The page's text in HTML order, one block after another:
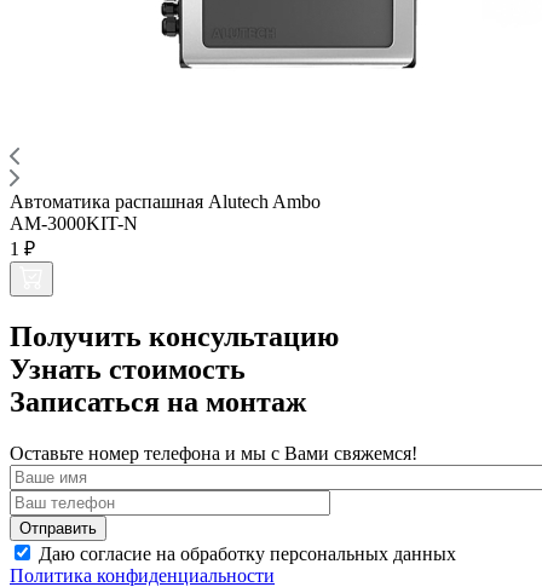
Автоматика распашная Alutech Ambo
AM-3000KIT-N
1 ₽
Получить консультацию
Узнать стоимость
Записаться на монтаж
Оставьте номер телефона и мы с Вами свяжемся!
Даю согласие на обработку персональных данных
Политика конфиденциальности